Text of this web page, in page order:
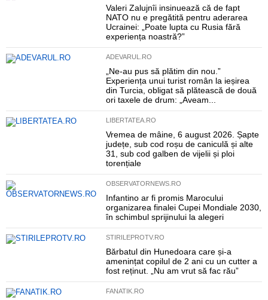
Valeri Zalujnîi insinuează că de fapt
NATO nu e pregătită pentru aderarea
Ucrainei: „Poate lupta cu Rusia fără
experiența noastră?”
ADEVARUL.RO
„Ne-au pus să plătim din nou.”
Experiența unui turist român la ieșirea
din Turcia, obligat să plătească de două
ori taxele de drum: „Aveam...
LIBERTATEA.RO
Vremea de mâine, 6 august 2026. Șapte
județe, sub cod roșu de caniculă și alte
31, sub cod galben de vijelii și ploi
torențiale
OBSERVATORNEWS.RO
Infantino ar fi promis Marocului
organizarea finalei Cupei Mondiale 2030,
în schimbul sprijinului la alegeri
STIRILEPROTV.RO
Bărbatul din Hunedoara care și-a
amenințat copilul de 2 ani cu un cutter a
fost reținut. „Nu am vrut să fac rău”
FANATIK.RO